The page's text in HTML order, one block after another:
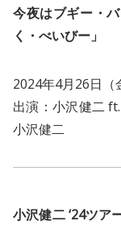
今夜はブギー・
く・べいびー」
2024年4月26日（
出演：小沢健二
小沢健二
小沢健二 ‘24ツ